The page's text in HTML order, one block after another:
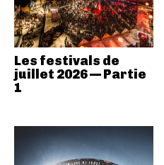
Les festivals de
juillet 2026 — Partie
1